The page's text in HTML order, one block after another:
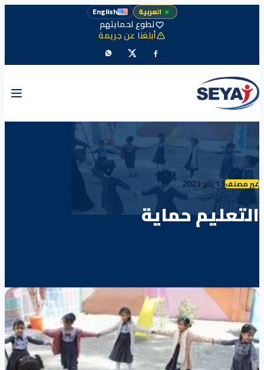
العربية English
تطوع لحمايتهم
أبلغنا عن جريمة
غير مصنف13 يناير 2023
التعليم حماية